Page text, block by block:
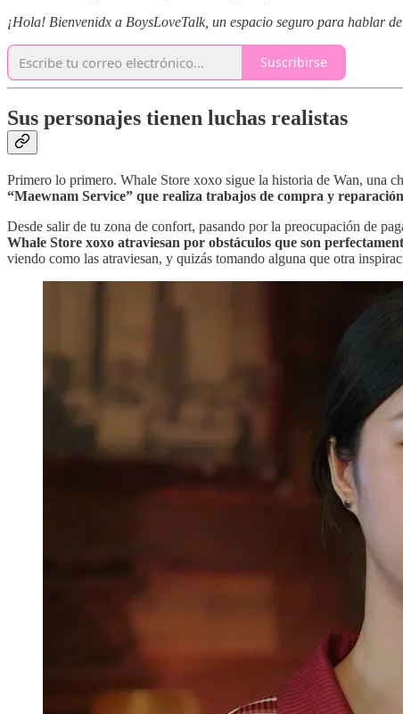
¡Hola! Bienvenidx a BoysLoveTalk, un espacio seguro para hablar
Suscribirse
Sus personajes tienen luchas realistas
Primero lo primero. Whale Store xoxo sigue la historia de Wan, una
“Maewnam Service” que realiza trabajos de compra y
Desde salir de tu zona de confort, pasando por la preocupación de
Whale Store xoxo atraviesan por obstáculos que son
viendo como las atraviesan, y quizás tomando alguna que otra